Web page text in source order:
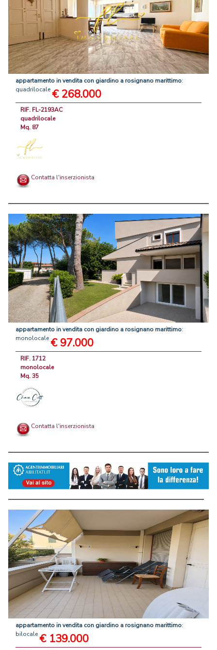
appartamento invendita con giardino a rosignano marittimo:
quadrilocale € 268.000
RIF. FL-2193AC
quadrilocale
Mq. 87
Contatta l'inserzionista
appartamento invendita con giardino a rosignano marittimo:
monolocale € 97.000
RIF. 1712
monolocale
Mq. 35
Contatta l'inserzionista
appartamento invendita con giardino a rosignano marittimo:
bilocale € 139.000